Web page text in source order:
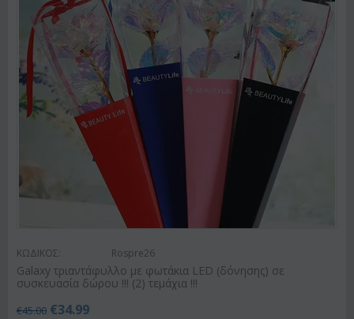
ΚΩΔΙΚΟΣ: Rospre26
Galaxy τριαντάφυλλο με φωτάκια LED (δόνησης) σε
συσκευασία δώρου !!! (2) τεμάχια !!!
€45.00 €34.99